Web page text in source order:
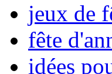
jeux de
fête
idées